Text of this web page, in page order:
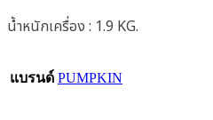
น้ำหนักเครื่อง : 1.9 KG.
แบรนด์ PUMPKIN